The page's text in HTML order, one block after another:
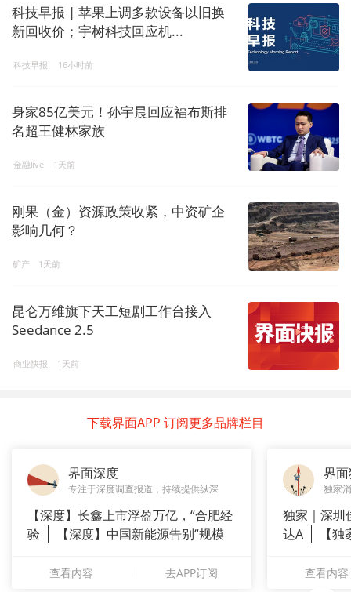
科技早报 | 苹果上调多款设备以旧换
新回收价；宇树科技回应机...
科技早报 16小时前
身家85亿美元！孙宇晨回应福布斯排
名超王健林家族
金融live 1天前
刚果（金）资源政策收紧，中资矿企
影响几何？
矿产 1天前
昆仑万维旗下天工短剧工作台接入
Seedance 2.5
商业快报 1天前
下载界面APP 订阅更多品牌栏目
界面深度
专注于深度调查报道，持续提供纵深
【深度】长鑫上市浮盈万亿，“合肥经
验
【深度】中国新能源告别“规模
查看内容 去APP订阅
界
独家
独家｜深圳
达A
【
查看内容